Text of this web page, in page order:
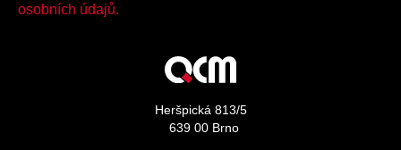
osobních údajů.
Heršpická 813/5
639 00 Brno